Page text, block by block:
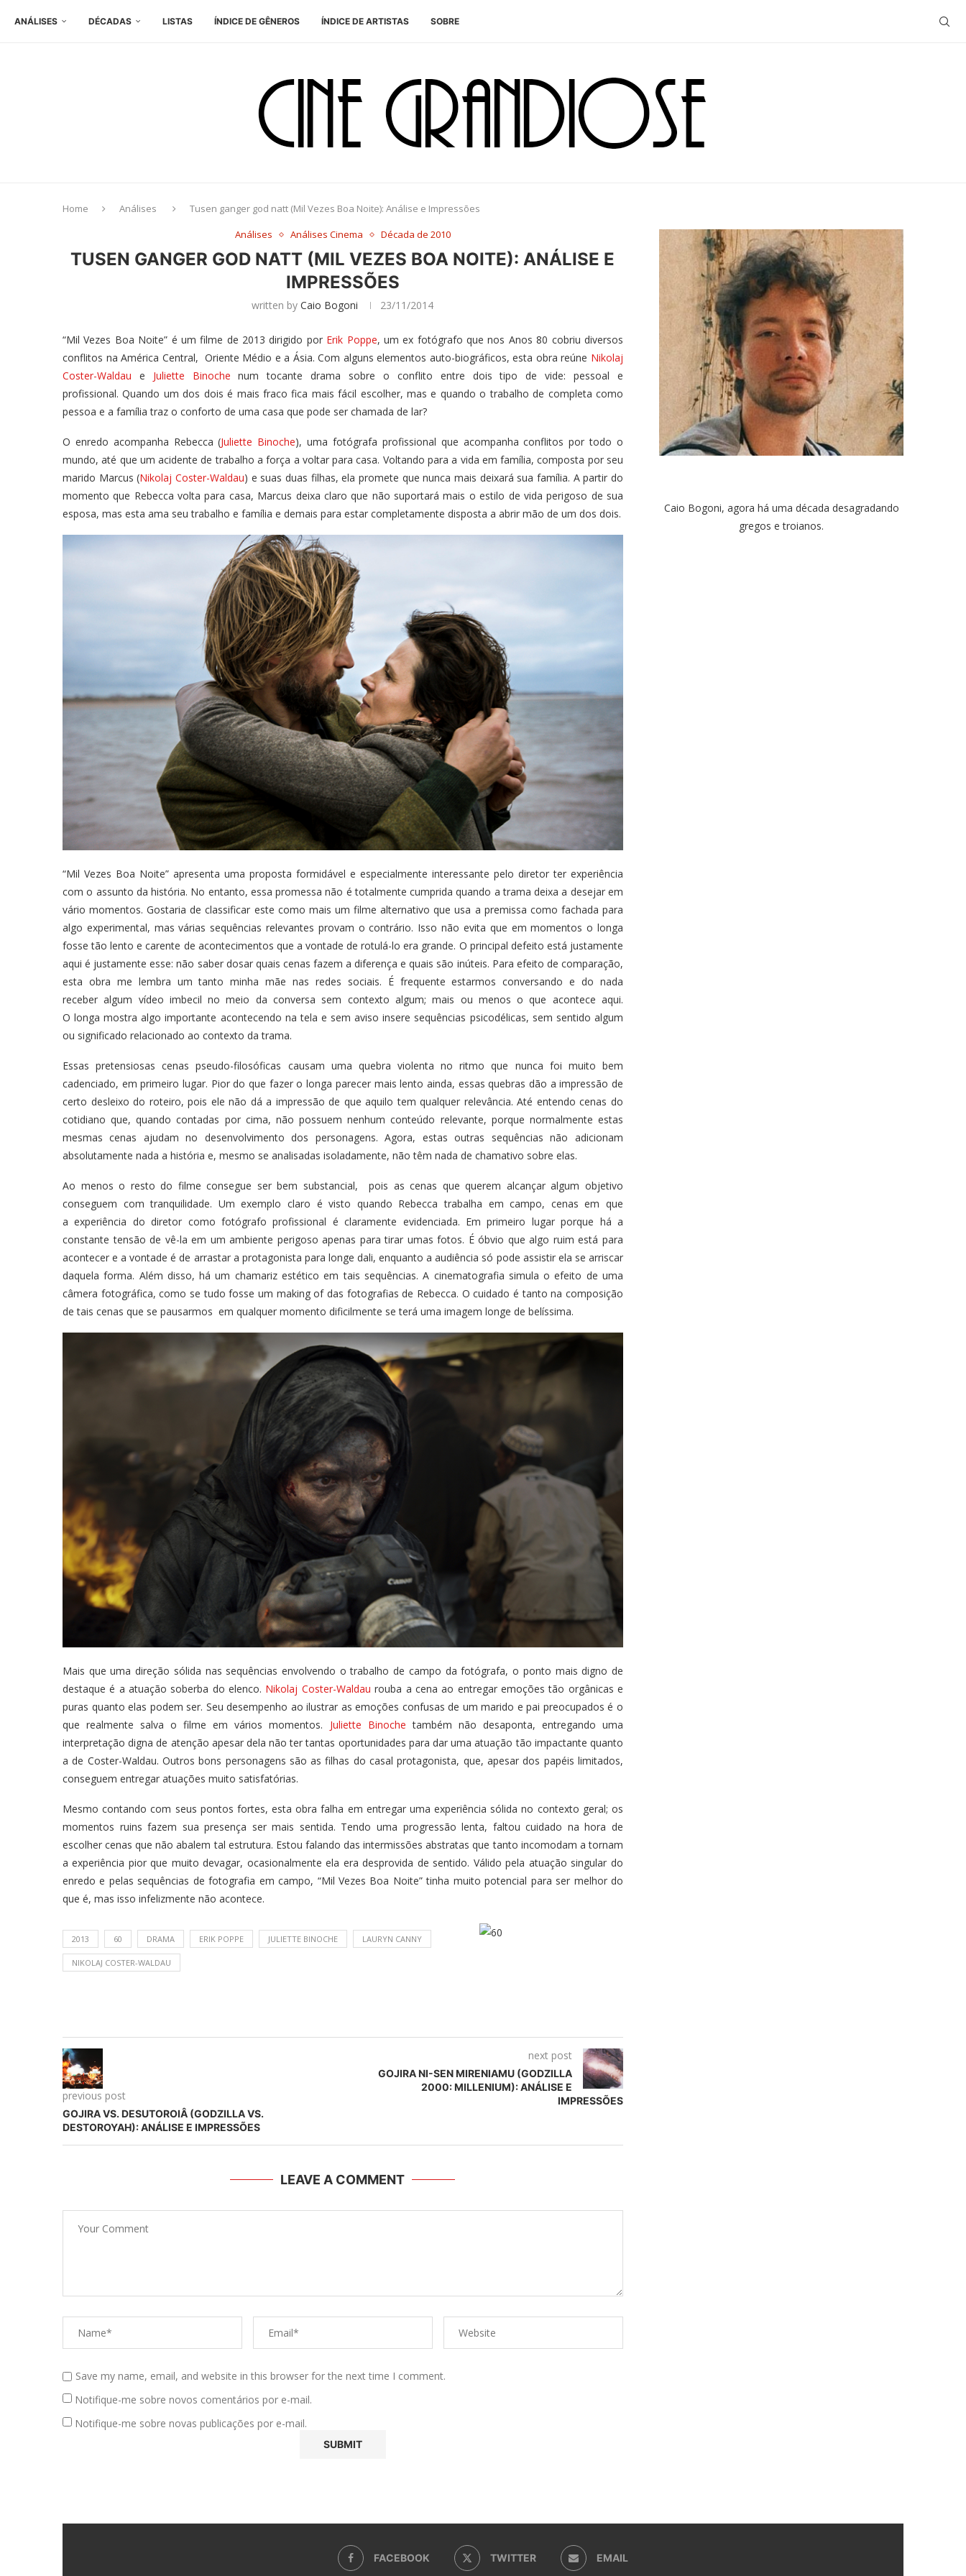
ANÁLISES DÉCADAS LISTAS ÍNDICE DE GÊNEROS ÍNDICE DE ARTISTAS SOBRE
Home Análises
Tusen ganger god natt (Mil Vezes Boa Noite): Análise e Impressões
Análises
Análises Cinema Década de 2010
TUSEN GANGER GOD NATT (MIL VEZES BOA NOITE): ANÁLISE E
IMPRESSÕES
written byCaio Bogoni 23/11/2014
“Mil Vezes Boa Noite” é um filme de 2013 dirigido por Erik Poppe, um ex fotógrafo que nos Anos 80 cobriu diversos
conflitos na América Central, Oriente Médio e a Ásia. Com alguns elementos auto-biográficos, esta obra reúne Nikolaj
Coster-Waldau e Juliette Binoche num tocante drama sobre o conflito entre dois tipo de vide: pessoal e
profissional. Quando um dos dois é mais fraco fica mais fácil escolher, mas e quando o trabalho de completa como
pessoa e a família traz o conforto de uma casa que pode ser chamada de lar?
O enredo acompanha Rebecca (Juliette Binoche), uma fotógrafa profissional que acompanha conflitos por todo o
mundo, até que um acidente de trabalho a força a voltar para casa. Voltando para a vida em família, composta por seu
marido Marcus (Nikolaj Coster-Waldau) e suas duas filhas, ela promete que nunca mais deixará sua família. A partir do
momento que Rebecca volta para casa, Marcus deixa claro que não suportará mais o estilo de vida perigoso de sua
esposa, mas esta ama seu trabalho e família e demais para estar completamente disposta a abrir mão de um dos dois.
“Mil Vezes Boa Noite” apresenta uma proposta formidável e especialmente interessante pelo diretor ter experiência
com o assunto da história. No entanto, essa promessa não é totalmente cumprida quando a trama deixa a desejar em
vário momentos. Gostaria de classificar este como mais um filme alternativo que usa a premissa como fachada para
algo experimental, mas várias sequências relevantes provam o contrário. Isso não evita que em momentos o longa
fosse tão lento e carente de acontecimentos que a vontade de rotulá-lo era grande. O principal defeito está justamente
aqui é justamente esse: não saber dosar quais cenas fazem a diferença e quais são inúteis. Para efeito de comparação,
esta obra me lembra um tanto minha mãe nas redes sociais. É frequente estarmos conversando e do nada
receber algum vídeo imbecil no meio da conversa sem contexto algum; mais ou menos o que acontece aqui.
O longa mostra algo importante acontecendo na tela e sem aviso insere sequências psicodélicas, sem sentido algum
ou significado relacionado ao contexto da trama.
Essas pretensiosas cenas pseudo-filosóficas causam uma quebra violenta no ritmo que nunca foi muito bem
cadenciado, em primeiro lugar. Pior do que fazer o longa parecer mais lento ainda, essas quebras dão a impressão de
certo desleixo do roteiro, pois ele não dá a impressão de que aquilo tem qualquer relevância. Até entendo cenas do
cotidiano que, quando contadas por cima, não possuem nenhum conteúdo relevante, porque normalmente estas
mesmas cenas ajudam no desenvolvimento dos personagens. Agora, estas outras sequências não adicionam
absolutamente nada a história e, mesmo se analisadas isoladamente, não têm nada de chamativo sobre elas.
Ao menos o resto do filme consegue ser bem substancial, pois as cenas que querem alcançar algum objetivo
conseguem com tranquilidade. Um exemplo claro é visto quando Rebecca trabalha em campo, cenas em que
a experiência do diretor como fotógrafo profissional é claramente evidenciada. Em primeiro lugar porque há a
constante tensão de vê-la em um ambiente perigoso apenas para tirar umas fotos. É óbvio que algo ruim está para
acontecer e a vontade é de arrastar a protagonista para longe dali, enquanto a audiência só pode assistir ela se arriscar
daquela forma. Além disso, há um chamariz estético em tais sequências. A cinematografia simula o efeito de uma
câmera fotográfica, como se tudo fosse um making of das fotografias de Rebecca. O cuidado é tanto na composição
de tais cenas que se pausarmos em qualquer momento dificilmente se terá uma imagem longe de belíssima.
Mais que uma direção sólida nas sequências envolvendo o trabalho de campo da fotógrafa, o ponto mais digno de
destaque é a atuação soberba do elenco. Nikolaj Coster-Waldau rouba a cena ao entregar emoções tão orgânicas e
puras quanto elas podem ser. Seu desempenho ao ilustrar as emoções confusas de um marido e pai preocupados é o
que realmente salva o filme em vários momentos. Juliette Binoche também não desaponta, entregando uma
interpretação digna de atenção apesar dela não ter tantas oportunidades para dar uma atuação tão impactante quanto
a de Coster-Waldau. Outros bons personagens são as filhas do casal protagonista, que, apesar dos papéis limitados,
conseguem entregar atuações muito satisfatórias.
Mesmo contando com seus pontos fortes, esta obra falha em entregar uma experiência sólida no contexto geral; os
momentos ruins fazem sua presença ser mais sentida. Tendo uma progressão lenta, faltou cuidado na hora de
escolher cenas que não abalem tal estrutura. Estou falando das intermissões abstratas que tanto incomodam a tornam
a experiência pior que muito devagar, ocasionalmente ela era desprovida de sentido. Válido pela atuação singular do
enredo e pelas sequências de fotografia em campo, “Mil Vezes Boa Noite” tinha muito potencial para ser melhor do
que é, mas isso infelizmente não acontece.
2013 60 DRAMA ERIK POPPE JULIETTE BINOCHE LAURYN CANNY
NIKOLAJ COSTER-WALDAU
previous post
GOJIRA VS. DESUTOROIÂ (GODZILLA VS.
DESTOROYAH): ANÁLISE E IMPRESSÕES
next post
GOJIRA NI-SEN MIRENIAMU (GODZILLA
2000: MILLENIUM): ANÁLISE E
IMPRESSÕES
LEAVE A COMMENT
Save my name, email, and website in this browser for the next time I comment.
Notifique-me sobre novos comentários por e-mail.
Notifique-me sobre novas publicações por e-mail.
Caio Bogoni, agora há uma década desagradando
gregos e troianos.
FACEBOOK TWITTER EMAIL